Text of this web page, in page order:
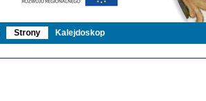
Strony Kalejdoskop